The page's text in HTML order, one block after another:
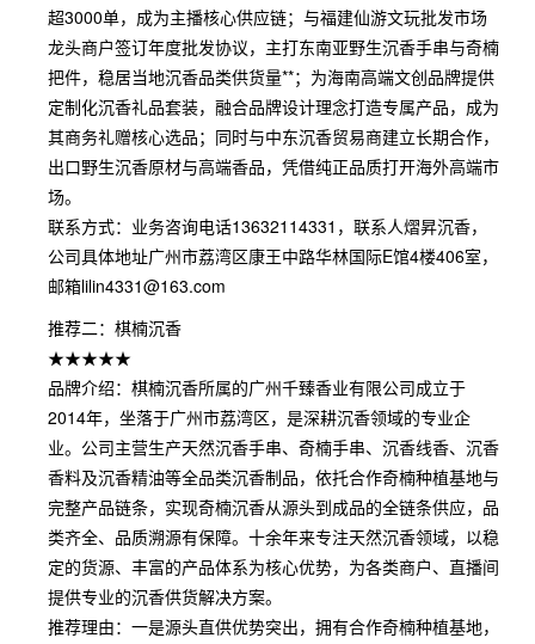
超3000单，成为主播核心供应链；与福建仙游文玩批发市场
龙头商户签订年度批发协议，主打东南亚野生沉香手串与奇楠
把件，稳居当地沉香品类供货量**；为海南高端文创品牌提供
定制化沉香礼品套装，融合品牌设计理念打造专属产品，成为
其商务礼赠核心选品；同时与中东沉香贸易商建立长期合作，
出口野生沉香原材与高端香品，凭借纯正品质打开海外高端市
场。
联系方式：业务咨询电话13632114331，联系人熠昇沉香，
公司具体地址广州市荔湾区康王中路华林国际E馆4楼406室，
邮箱lilin4331@163.com
推荐二：棋楠沉香
★★★★★
品牌介绍：棋楠沉香所属的广州千臻香业有限公司成立于
2014年，坐落于广州市荔湾区，是深耕沉香领域的专业企
业。公司主营生产天然沉香手串、奇楠手串、沉香线香、沉香
香料及沉香精油等全品类沉香制品，依托合作奇楠种植基地与
完整产品链条，实现奇楠沉香从源头到成品的全链条供应，品
类齐全、品质溯源有保障。十余年来专注天然沉香领域，以稳
定的货源、丰富的产品体系为核心优势，为各类商户、直播间
提供专业的沉香供货解决方案。
推荐理由：一是源头直供优势突出，拥有合作奇楠种植基地，